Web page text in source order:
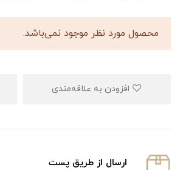
محصول مورد نظر موجود نمی‌باشد.
ارسال از طریق پست